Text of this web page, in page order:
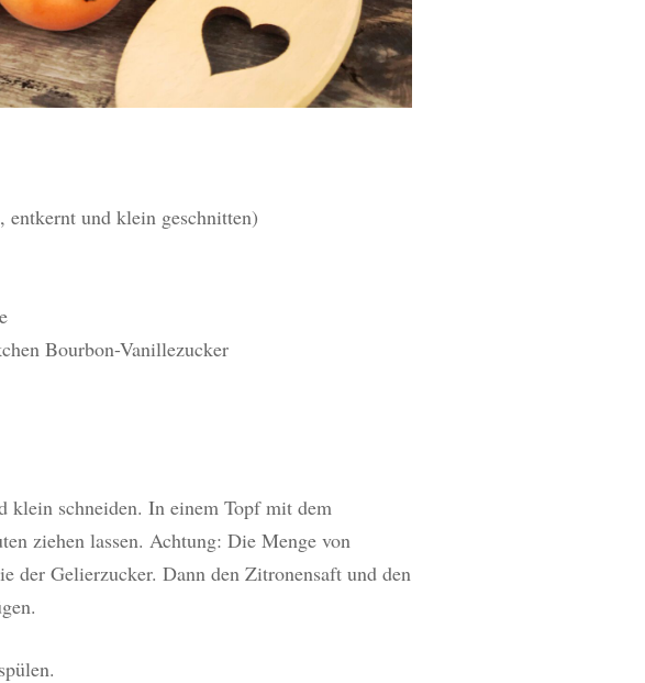
entkernt und klein geschnitten)
Bourbon-Vanillezucker
klein schneiden. In einem Topf mit dem
ziehen lassen. Achtung: Die Menge von
der Gelierzucker. Dann den Zitronensaft und den